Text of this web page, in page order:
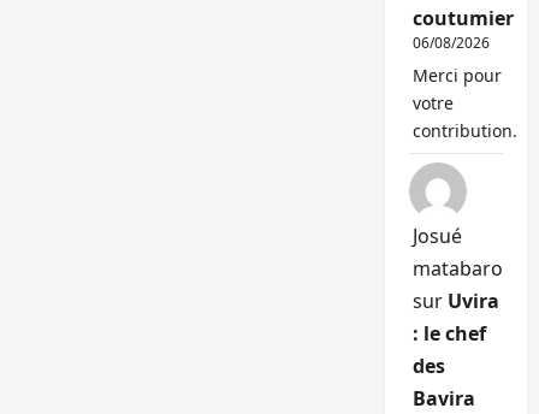
coutumier
06/08/2026
Merci pour
votre
contribution.
Josué
matabaro
sur Uvira
: le chef
des
Bavira